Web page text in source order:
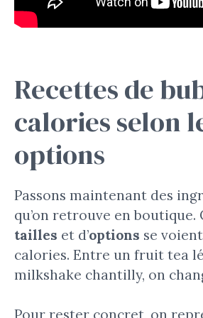
Recettes de
calories selon
options
Passons maintenant des
qu’on retrouve en boutique.
tailles et d’options se
calories. Entre un fruit tea
milkshake chantilly, on